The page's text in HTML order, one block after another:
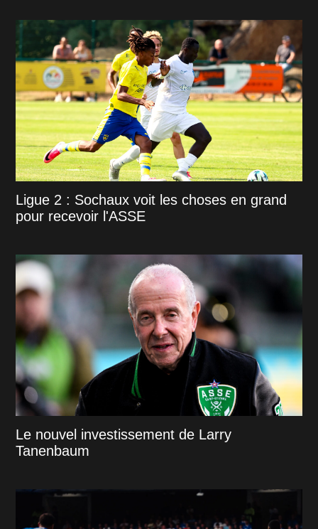
Ligue 2 : Sochaux voit les choses en grand
pour recevoir l'ASSE
Le nouvel investissement de Larry
Tanenbaum